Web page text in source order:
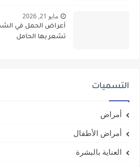
مايو 21, 2026
أعراض الحمل في
تشعر بها الحامل
التسميات
أمراض
أمراض الأطفال
العناية بالبشرة